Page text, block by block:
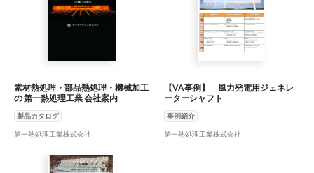
素材熱処理・部品熱処理・機械加工
の 第一熱処理工業 会社案内
製品カタログ
第一熱処理工業株式会社
【VA事例】 風力発電用ジェネレ
ーターシャフト
事例紹介
第一熱処理工業株式会社